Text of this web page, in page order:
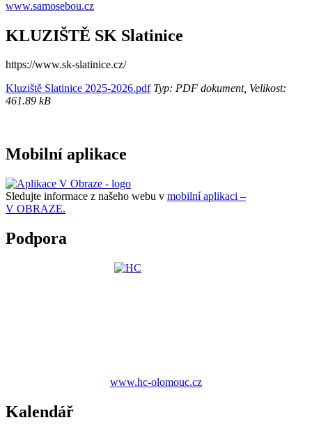
www.samosebou.cz
KLUZIŠTĚ SK Slatinice
https://www.sk-slatinice.cz/
Kluziště Slatinice 2025-2026.pdfTyp: PDF dokument, Velikost:
461.89 kB
Mobilní aplikace
Sledujte informace z našeho webu v mobilní aplikaci –
V OBRAZE.
Podpora
www.hc-olomouc.cz
Kalendář